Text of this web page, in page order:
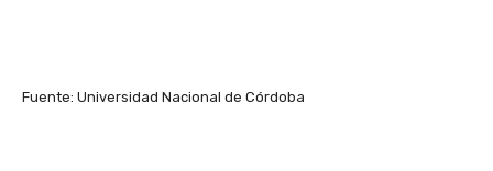
Fuente: Universidad Nacional de Córdoba